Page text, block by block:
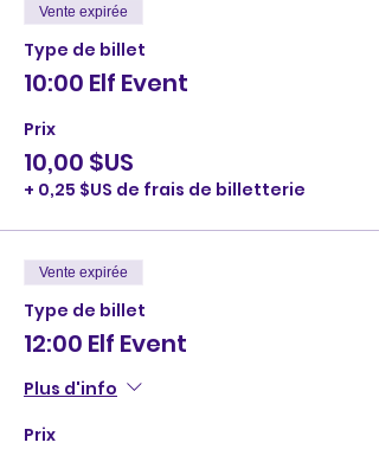
Vente expirée
Type de billet
10:00 Elf Event
Prix
10,00 $US
+ 0,25 $US de frais de billetterie
Vente expirée
Type de billet
12:00 Elf Event
Plus d'info
Prix